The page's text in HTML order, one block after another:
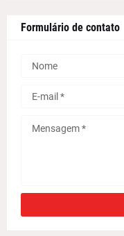
Formulário de contato